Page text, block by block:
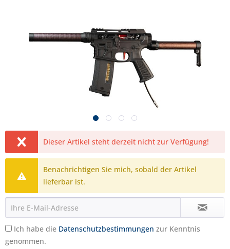
Dieser Artikel steht derzeit nicht zur Verfügung!
Benachrichtigen Sie mich, sobald der Artikel
lieferbar ist.
Ich habe die Datenschutzbestimmungen zur Kenntnis
genommen.